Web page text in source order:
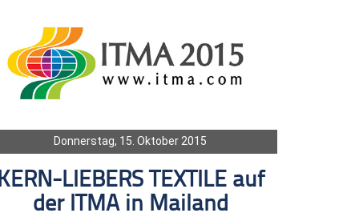
Donnerstag, 15. Oktober 2015
LIEBERS TEXTILE auf
der ITMA in Mailand